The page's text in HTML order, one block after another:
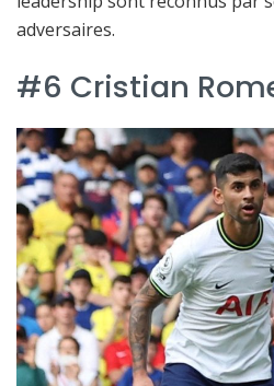
adversaires.
#6 Cristian